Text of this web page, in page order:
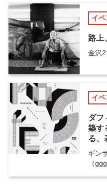
イベ
路上
金沢
イベ
ダフ
築す
る、
ギン
（ggg